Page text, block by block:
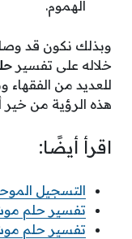
الهموم.
وبذلك نكون قد
خلاله على تفسير
للعديد من الفقهاء
هذه الرؤية من خير
اقرأ أيضًا:
التسجيل الموحد في
تفسير حلم
تفسير حلم